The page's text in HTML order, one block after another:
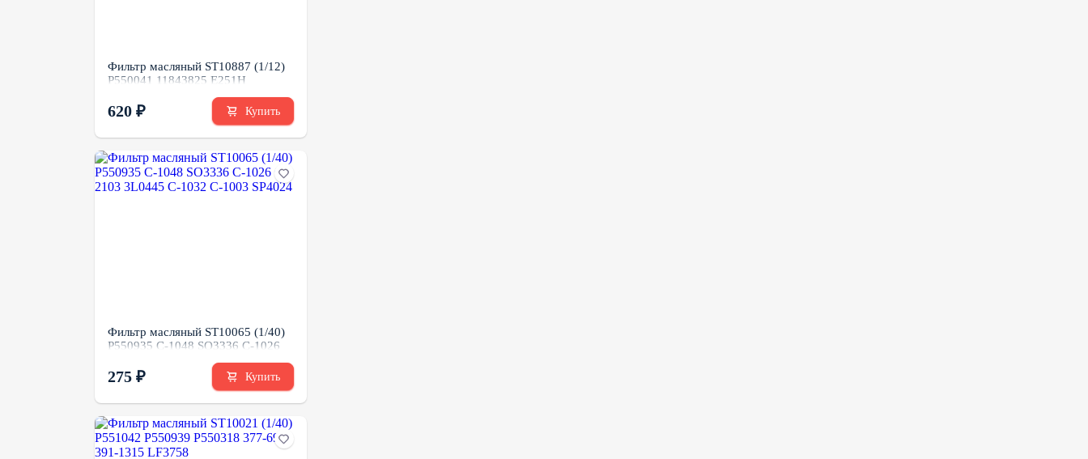
Фильтр масляный ST10887 (1/12)
P550041 11843825 E251H
620 ₽ Купить
Фильтр масляный ST10065 (1/40)
P550935 C-1048 SO3336 C-1026
SP4024
275 ₽ Купить